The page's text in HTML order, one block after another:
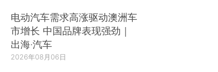
电动汽车需求高涨驱动澳洲车
市增长 中国品牌表现强劲｜
出海·汽车
2026年08月06日